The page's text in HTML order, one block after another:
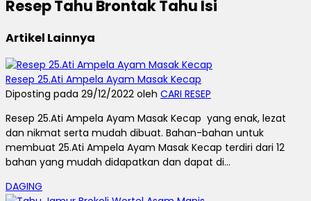
Resep Tahu Brontak Tahu Isi
Artikel Lainnya
Resep 25.Ati Ampela Ayam Masak Kecap
Diposting pada 29/12/2022 oleh CARI RESEP
Resep 25.Ati Ampela Ayam Masak Kecap yang enak, lezat
dan nikmat serta mudah dibuat. Bahan-bahan untuk
membuat 25.Ati Ampela Ayam Masak Kecap terdiri dari 12
bahan yang mudah didapatkan dan dapat di...
DAGING